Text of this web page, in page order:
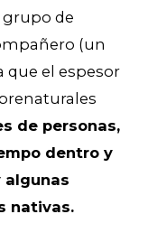
grupo de
(un
que el espesor
de personas,
dentro y
algunas
nativas.